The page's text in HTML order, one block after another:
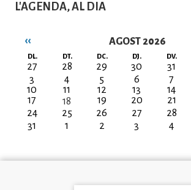
L'AGENDA, AL DIA
AGOST 2026
Paginació
‹‹
DL. DT. DC. DJ. DV.
27 28 29 30 31
3
4 5 6 7
10
11 12 13 14
17
18 19 20 21
24
25 26 27 28
31
1 2 3 4